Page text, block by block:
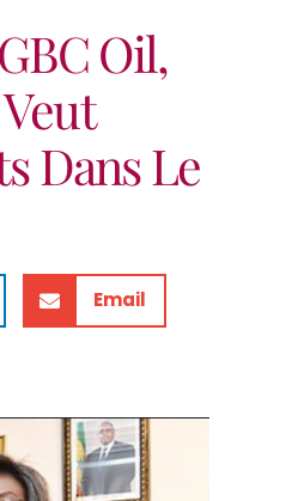
Oil,
Dans Le
Email